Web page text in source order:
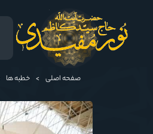
صفحه اصلی > خطبه ها